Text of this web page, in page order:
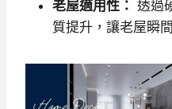
老屋適用性： 透過
質提升，讓老屋瞬